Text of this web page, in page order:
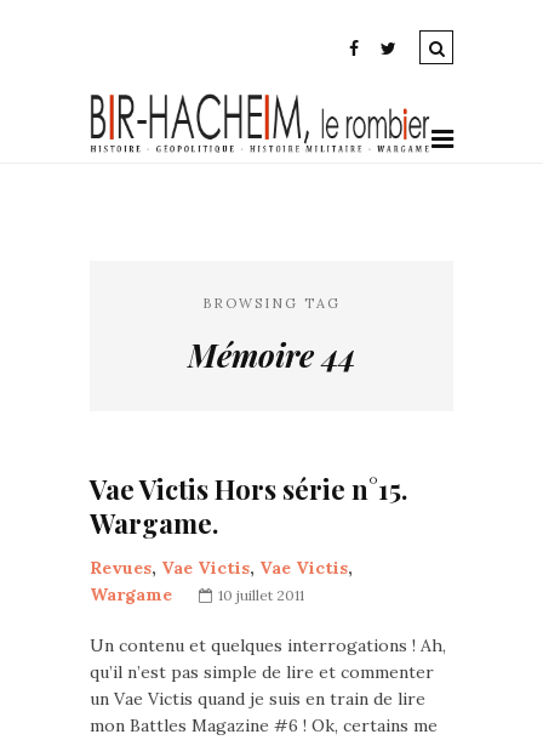
BROWSING TAG
Mémoire 44
Vae Victis Hors série n°15.
Wargame.
Revues, Vae Victis, Vae Victis,
Wargame
10 juillet 2011
Un contenu et quelques interrogations ! Ah,
qu’il n’est pas simple de lire et commenter
un Vae Victis quand je suis en train de lire
mon Battles Magazine #6 ! Ok, certains me